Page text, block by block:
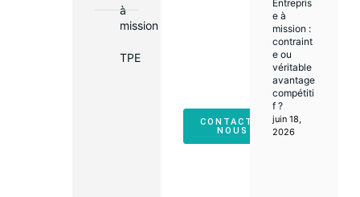
à
mission
TPE
CONTACTEZ-
NOUS !
Entrepris
e à
mission :
contraint
e ou
véritable
avantage
compétiti
f ?
juin 18,
2026